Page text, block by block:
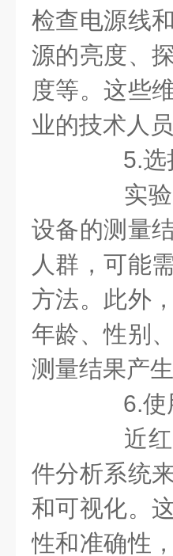
检查电源线
源的亮度、
度等。这些
业的技术人员
5.选
实验
设备的测量
人群，可能
方法。此外
年龄、性别
测量结果产生
6.使
近红
件分析系统
和可视化。
性和准确性